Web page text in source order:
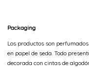
Packaging
Los productos son
en papel de seda. Todo
decorada con cintas de